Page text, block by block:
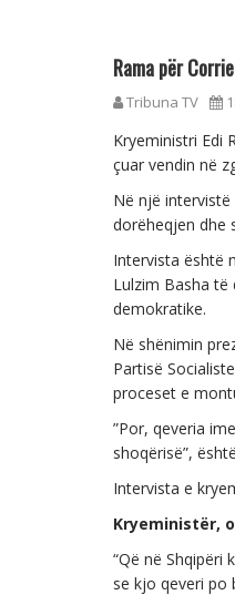
Rama për
Tribuna TV
Kryeministri Edi
çuar vendin në
Në një
dorëheqjen dhe
Intervista është
Lulzim Basha
demokratike.
Në shënimin
Partisë
proceset e
”Por, qeveria
shoqërisë”,
Intervista e
Kryeministër,
“Që në
se kjo qeveri po